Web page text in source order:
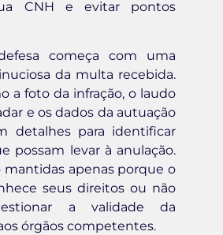
CNH e evitar pontos
começa com uma
da multa recebida.
a foto da infração, o laudo
e os dados da autuação
detalhes para identificar
possam levar à anulação.
mantidas apenas porque o
seus direitos ou não
a validade da
órgãos competentes.